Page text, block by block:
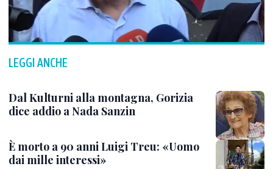
LEGGI ANCHE
Dal Kulturni alla montagna, Gorizia
dice addio a Nada Sanzin
È morto a 90 anni Luigi Treu: «Uomo
dai mille interessi»